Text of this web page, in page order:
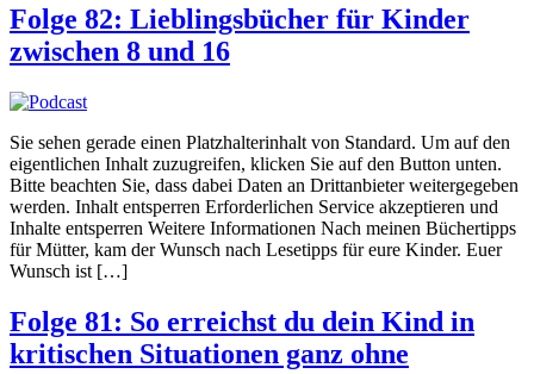
Folge 82: Lieblingsbücher für Kinder
zwischen 8 und 16
Sie sehen gerade einen Platzhalterinhalt von Standard. Um auf den
eigentlichen Inhalt zuzugreifen, klicken Sie auf den Button unten.
Bitte beachten Sie, dass dabei Daten an Drittanbieter weitergegeben
werden. Inhalt entsperren Erforderlichen Service akzeptieren und
Inhalte entsperren Weitere Informationen Nach meinen Büchertipps
für Mütter, kam der Wunsch nach Lesetipps für eure Kinder. Euer
Wunsch ist […]
Folge 81: So erreichst du dein Kind in
kritischen Situationen ganz ohne